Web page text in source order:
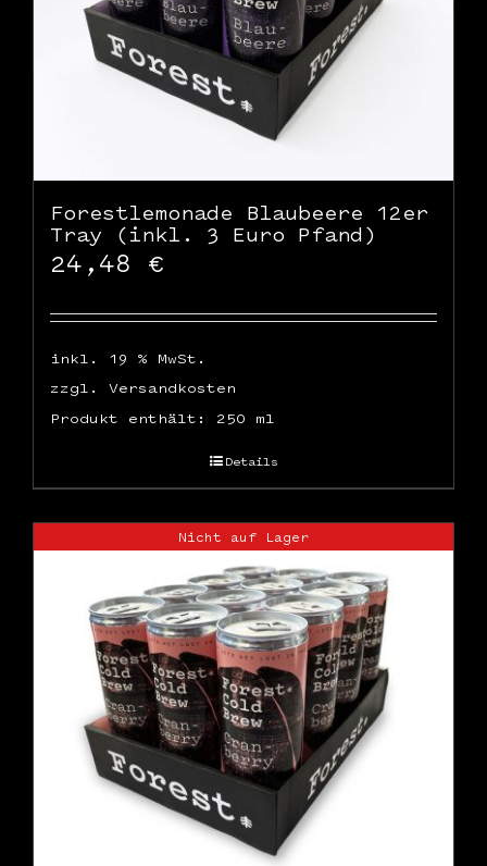
Forestlemonade Blaubeere 12er
Tray (inkl. 3 Euro Pfand)
24,48 €
inkl. 19 % MwSt.
zzgl. Versandkosten
Produkt enthält: 250 ml
Details
Nicht auf Lager